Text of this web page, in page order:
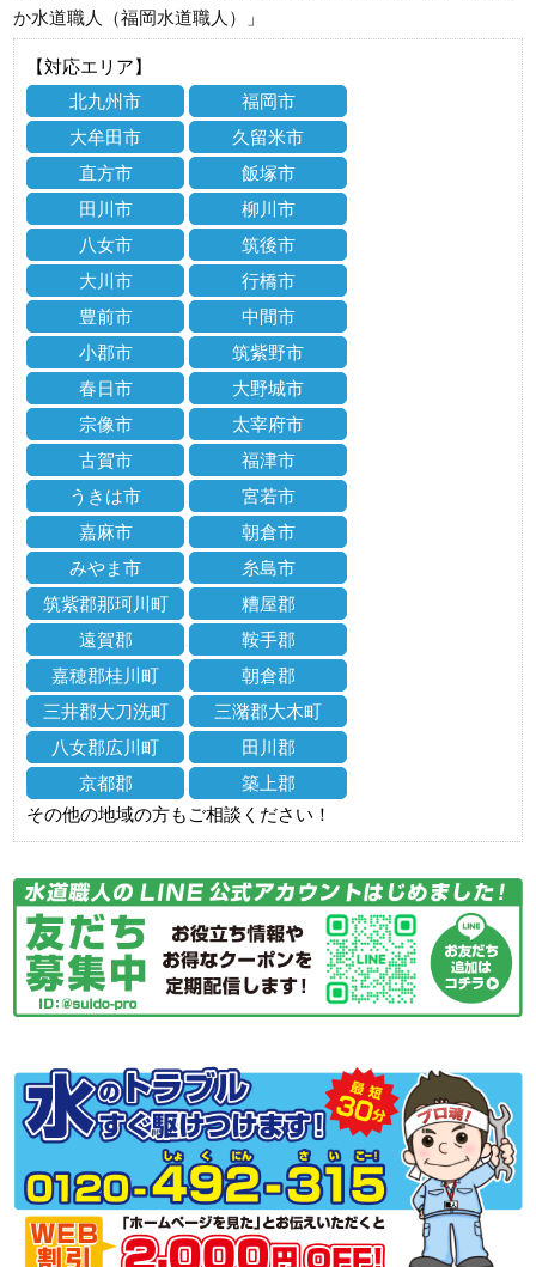
か水道職人（福岡水道職人）」
【対応エリア】
北九州市
福岡市
大牟田市
久留米市
直方市
飯塚市
田川市
柳川市
八女市
筑後市
大川市
行橋市
豊前市
中間市
小郡市
筑紫野市
春日市
大野城市
宗像市
太宰府市
古賀市
福津市
うきは市
宮若市
嘉麻市
朝倉市
みやま市
糸島市
筑紫郡那珂川町
糟屋郡
遠賀郡
鞍手郡
嘉穂郡桂川町
朝倉郡
三井郡大刀洗町
三潴郡大木町
八女郡広川町
田川郡
京都郡
築上郡
その他の地域の方もご相談ください！